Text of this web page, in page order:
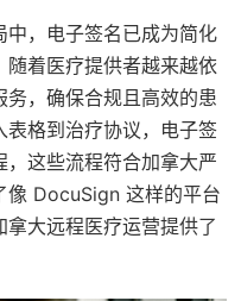
，电子签名已成为简化
着医疗提供者越来越依
，确保合规且高效的患
格到治疗协议，电子签
这些流程符合加拿大严
像 DocuSign 这样的平台
大远程医疗运营提供了